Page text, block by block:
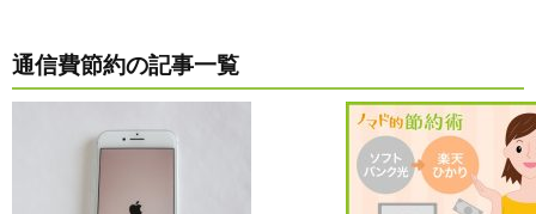
通信費節約の記事一覧